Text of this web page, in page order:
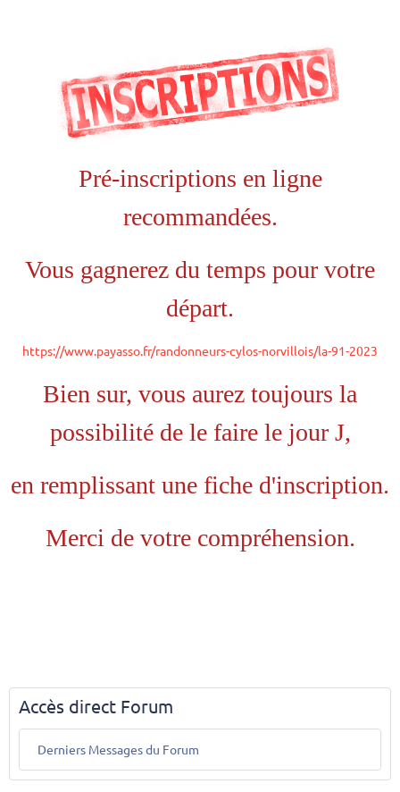
Pré-inscriptions en ligne
recommandées.
Vous gagnerez du temps pour votre
départ.
https://www.payasso.fr/randonneurs-cylos-norvillois/la-91-2023
Bien sur, vous aurez toujours la
possibilité de le faire le jour J,
en remplissant une fiche d'inscription.
Merci de votre compréhension.
Accès direct Forum
Derniers Messages du Forum